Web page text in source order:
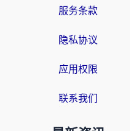
服务条款
隐私协议
应用权限
联系我们